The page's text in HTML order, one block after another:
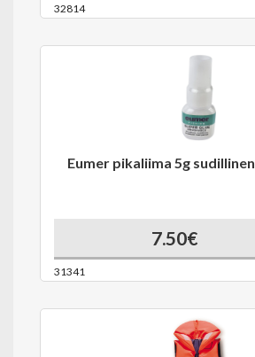
32814
Eumer pikaliima 5g sudillinen
7.50€
31341